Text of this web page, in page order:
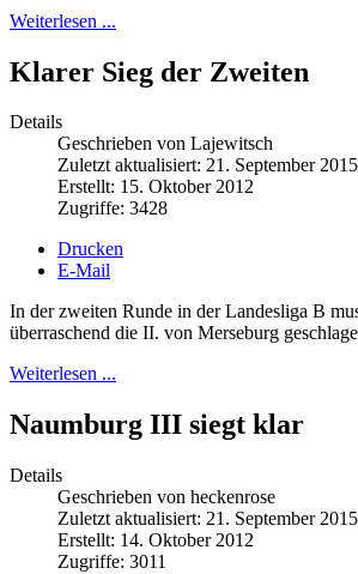
Weiterlesen ...
Klarer Sieg der Zweiten
Details
Geschrieben von Lajewitsch
Zuletzt aktualisiert: 21. September 2015
Erstellt: 15. Oktober 2012
Zugriffe: 3428
Drucken
E-Mail
In der zweiten Runde in der Landesliga B
überraschend die II. von Merseburg
Weiterlesen ...
Naumburg III siegt klar
Details
Geschrieben von heckenrose
Zuletzt aktualisiert: 21. September 2015
Erstellt: 14. Oktober 2012
Zugriffe: 3011